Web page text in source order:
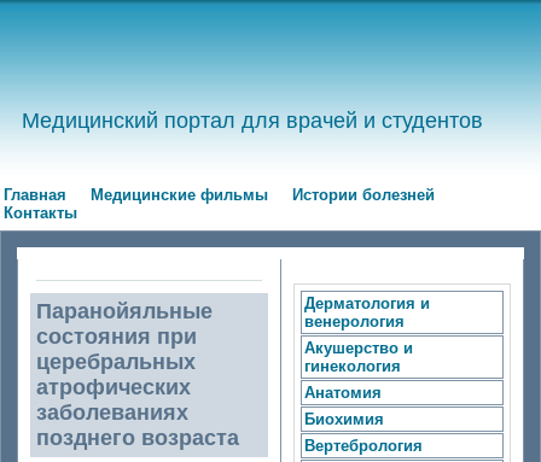
Медицинский портал для врачей и студентов
Главная Медицинские фильмы
Истории болезней
Контакты
Паранойяльные
состояния при
церебральных
атрофических
заболеваниях
позднего возраста
Дерматология и
венерология
Акушерство и
гинекология
Анатомия
Биохимия
Вертебрология